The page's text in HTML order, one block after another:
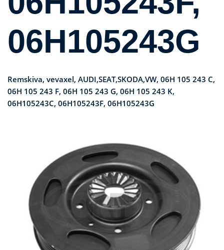
06H105243G
Remskiva, vevaxel, AUDI,SEAT,SKODA,VW, 06H 105 243 C,
06H 105 243 F, 06H 105 243 G, 06H 105 243 K,
06H105243C, 06H105243F, 06H105243G